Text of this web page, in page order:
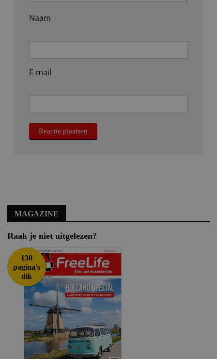
Naam
E-mail
MAGAZINE
Raak je niet uitgelezen?
130
pagina's
dik